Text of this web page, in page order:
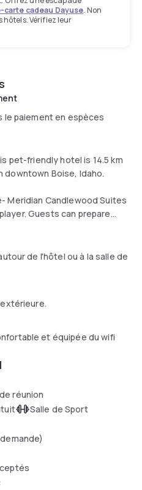
carte cadeau Dayuse. Non
hôtels. Vérifiez leur
le paiement en espèces
pet-friendly hotel is 14.5 km
downtown Boise, Idaho.
Meridian Candlewood Suites
Guests can prepare
with a 2-burner stove,
ceiling mirrors and a
store, stocked with
de l'hôtel ou à la salle de
et équipée du wifi
réunion
Salle de Sport